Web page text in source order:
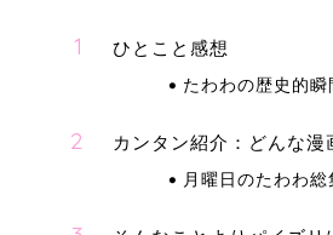
ひとこと感想
たわわの歴史的瞬
カンタン紹介：どんな漫
月曜日のたわわ